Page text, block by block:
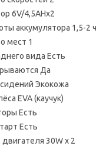
6V/4,5AHx2
аккумулятора 1,5-2
мест 1
вида Есть
Да
Экокожа
EVA (каучук)
Есть
Есть
30W х 2